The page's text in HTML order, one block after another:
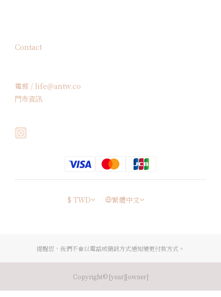
Contact
電郵 / life＠antw.co
門市資訊
$ TWD 繁體中文
提醒您，我們不會以電話或簡訊方式通知變更付款方式。
Copyright© [year][owner]